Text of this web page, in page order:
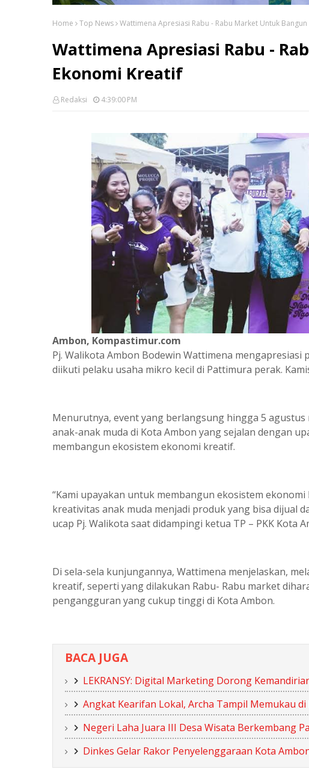
Home Top News Wattimena Apresiasi Rabu - Rabu Market Untuk
Wattimena Apresiasi Rabu -
Ekonomi Kreatif
Redaksi 4:39:00 PM
Ambon, Kompastimur.com
Pj. Walikota Ambon Bodewin Wattimena
diikuti pelaku usaha mikro kecil di Pattimura perak.
Menurutnya, event yang berlangsung hingga 5
anak-anak muda di Kota Ambon yang sejalan dengan
membangun ekosistem ekonomi kreatif.
“Kami upayakan untuk membangun ekosistem
kreativitas anak muda menjadi produk yang bisa dijual
ucap Pj. Walikota saat didampingi ketua TP – PKK Kota
Di sela-sela kunjungannya, Wattimena menjelaskan,
kreatif, seperti yang dilakukan Rabu- Rabu market
pengangguran yang cukup tinggi di Kota Ambon.
BACA JUGA
LEKRANSY: Digital Marketing Dorong
Angkat Kearifan Lokal, Archa Tampil Memukau di
Negeri Laha Juara III Desa Wisata Berkembang
Dinkes Gelar Rakor Penyelenggaraan Kota